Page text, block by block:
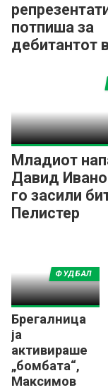
потпиша за
дебитантот
Младиот
Давид
го засили
Пелистер
Брегалница
ја
активираше
„бомбата“,
Максимов
ФУДБАЛ